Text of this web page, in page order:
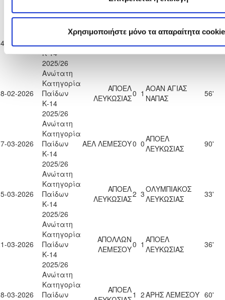
Χρησιμοποιήστε μόνο τα απαραίτητα
2025/26
02-2026
Κατηγορία
Παίδων
Κ-14
2025/26
ΑΕΚ
ΛΑΡΝΑΚΑΣ2 0 ΑΠΟΕΛ
ΛΕΥΚΩΣΙΑΣ
58'
02-2026
Ανώτατη
Κατηγορία
Παίδων
Κ-14
2025/26
ΑΠΟΕΛ
ΛΕΥΚΩΣΙΑΣ0 1 ΑΟΑΝ ΑΓΙΑΣ
ΝΑΠΑΣ
56'
03-2026
Ανώτατη
Κατηγορία
Παίδων
Κ-14
2025/26
ΑΕΛ ΛΕΜΕΣΟΥ0 0ΑΠΟΕΛ
ΛΕΥΚΩΣΙΑΣ
90'
03-2026
Ανώτατη
Κατηγορία
Παίδων
Κ-14
2025/26
ΑΠΟΕΛ
ΛΕΥΚΩΣΙΑΣ2 3ΟΛΥΜΠΙΑΚΟΣ
ΛΕΥΚΩΣΙΑΣ
33'
03-2026
Ανώτατη
Κατηγορία
Παίδων
Κ-14
2025/26
ΑΠΟΛΛΩΝ
ΛΕΜΕΣΟΥ0 1 ΑΠΟΕΛ
ΛΕΥΚΩΣΙΑΣ
36'
03-2026
Ανώτατη
Κατηγορία
Παίδων
ΑΠΟΕΛ1 2ΑΡΗΣ ΛΕΜΕΣΟΥ 60'